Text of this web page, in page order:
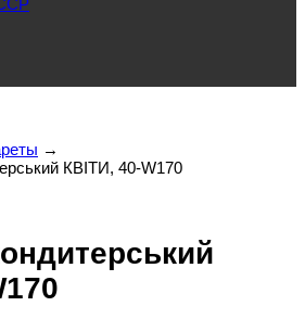
→
КВІТИ, 40-W170